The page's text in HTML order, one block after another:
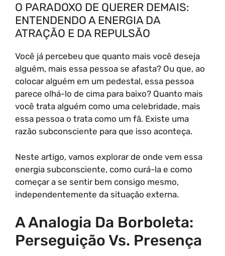
O PARADOXO DE QUERER DEMAIS:
ENTENDENDO A ENERGIA DA
ATRAÇÃO E DA REPULSÃO
Você já percebeu que quanto mais você deseja
alguém, mais essa pessoa se afasta? Ou que, ao
colocar alguém em um pedestal, essa pessoa
parece olhá-lo de cima para baixo? Quanto mais
você trata alguém como uma celebridade, mais
essa pessoa o trata como um fã. Existe uma
razão subconsciente para que isso aconteça.
Neste artigo, vamos explorar de onde vem essa
energia subconsciente, como curá-la e como
começar a se sentir bem consigo mesmo,
independentemente da situação externa.
A Analogia Da Borboleta:
Perseguição Vs. Presença